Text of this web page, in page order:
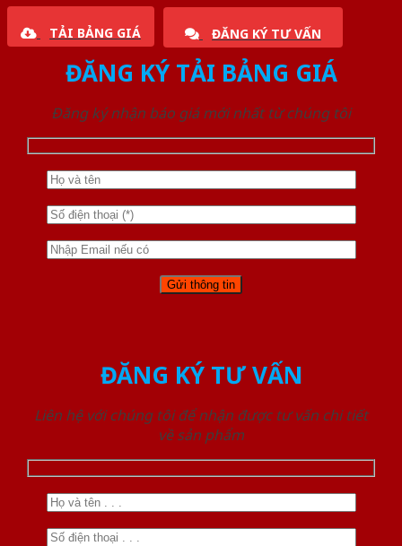
TẢI BẢNG GIÁ ĐĂNG KÝ TƯ VẤN
ĐĂNG KÝ TẢI BẢNG GIÁ
Đăng ký nhận báo giá mới nhất từ chúng tôi
ĐĂNG KÝ TƯ VẤN
Liên hệ với chúng tôi để nhận được tư vấn chi tiết
về sản phẩm